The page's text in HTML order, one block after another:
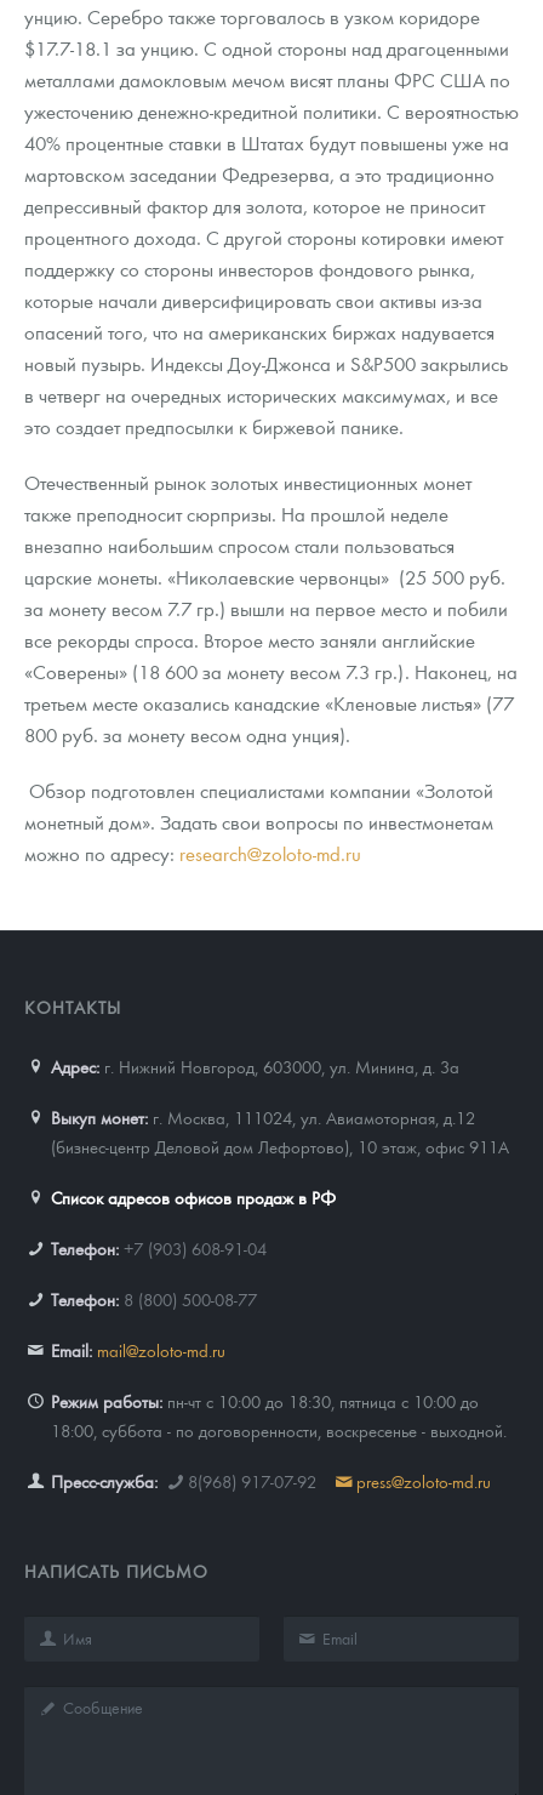
Флот: ледоколы и корабли
Ювелирные изделия
Русская нумизматика
Золотая карманная галерея
Наборы подарочных и коллекционных монет
Монеты и жетоны из недрагоценных металлов
Политика конфиденциальности
Положение по обработке и защите персональных данных
унцию. Серебро также торговалось в узком коридоре
$17.7-18.1 за унцию. С одной стороны над драгоценными
металлами дамокловым мечом висят планы ФРС США по
ужесточению денежно-кредитной политики. С вероятностью
40% процентные ставки в Штатах будут повышены уже на
мартовском заседании Федрезерва, а это традиционно
депрессивный фактор для золота, которое не приносит
процентного дохода. С другой стороны котировки имеют
поддержку со стороны инвесторов фондового рынка,
которые начали диверсифицировать свои активы из-за
опасений того, что на американских биржах надувается
новый пузырь. Индексы Доу-Джонса и S&P500 закрылись
в четверг на очередных исторических максимумах, и все
это создает предпосылки к биржевой панике.
Отечественный рынок золотых инвестиционных монет
также преподносит сюрпризы. На прошлой неделе
внезапно наибольшим спросом стали пользоваться
царские монеты. «Николаевские червонцы» (25 500 руб.
за монету весом 7.7 гр.) вышли на первое место и побили
все рекорды спроса. Второе место заняли английские
«Соверены» (18 600 за монету весом 7.3 гр.). Наконец, на
третьем месте оказались канадские «Кленовые листья» (77
800 руб. за монету весом одна унция).
Обзор подготовлен специалистами компании «Золотой
монетный дом». Задать свои вопросы по инвестмонетам
можно по адресу: research@zoloto-md.ru
КОНТАКТЫ
Адрес: г. Нижний Новгород, 603000 ул. Минина, д. 3а
Выкуп монет: г. Москва, 111024, ул. Авиамоторная, д.12
(бизнес-центр Деловой дом Лефортово), 10 этаж, офис 911А
Список адресов офисов продаж в РФ
Телефон: +7 (903) 608-91-04
Телефон: 8 (800) 500-08-77
Email: mail@zoloto-md.ru
Режим работы: пн-чт с 10:00 до 18:30, пятница с 10:00 до
18:00, суббота - по договоренности, воскресенье - выходной.
Пресс-служба: 8(968) 917-07-92 press@zoloto-md.ru
НАПИСАТЬ ПИСЬМО